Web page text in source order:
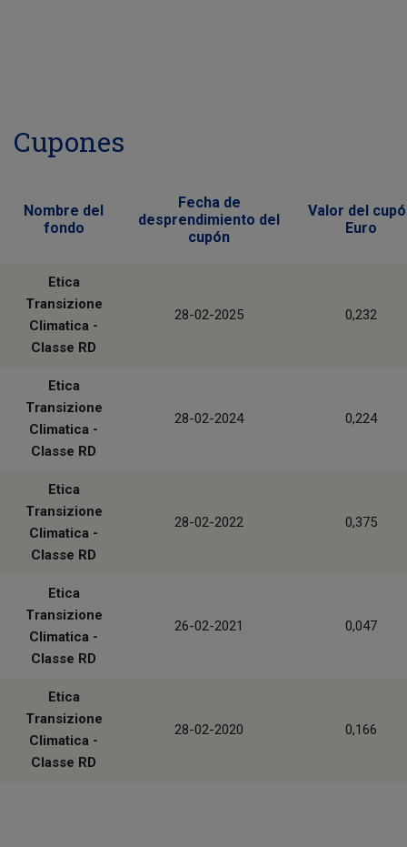
Cupones
Nombre del
fondo
Fecha de
desprendimiento del
cupón
Valor del
Euro
Etica
Transizione
Climatica -
Classe RD
28-02-2025 0,232
Etica
Transizione
Climatica -
Classe RD
28-02-2024 0,224
Etica
Transizione
Climatica -
Classe RD
28-02-2022 0,375
Etica
Transizione
Climatica -
Classe RD
26-02-2021 0,047
Etica
Transizione
Climatica -
Classe RD
28-02-2020 0,166